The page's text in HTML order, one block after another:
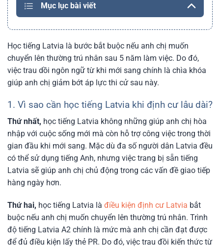
Mục lục bài viết
Học tiếng Latvia là bước bắt buộc nếu anh chị muốn
chuyển lên thường trú nhân sau 5 năm làm việc. Do đó,
việc trau dồi ngôn ngữ từ khi mới sang chính là chìa khóa
giúp anh chị giảm bớt áp lực thi cử sau này.
1. Vì sao cần học tiếng Latvia khi định cư lâu dài?
Thứ nhất, học tiếng Latvia không những giúp anh chị hòa
nhập với cuộc sống mới mà còn hỗ trợ công việc trong thời
gian đầu khi mới sang. Mặc dù đa số người dân Latvia đều
có thể sử dụng tiếng Anh, nhưng việc trang bị sẵn tiếng
Latvia sẽ giúp anh chị chủ động trong các vấn đề giao tiếp
hàng ngày hơn.
Thứ hai, học tiếng Latvia là điều kiện định cư Latvia bắt
buộc nếu anh chị muốn chuyển lên thường trú nhân. Trình
độ tiếng Latvia A2 chính là mức mà anh chị cần đạt được
để đủ điều kiện lấy thẻ PR. Do đó, việc trau đồi kiến thức từ